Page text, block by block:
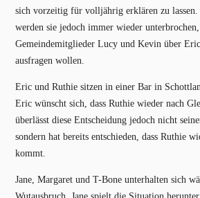
sich vorzeitig für volljährig erklären zu lassen.
werden sie jedoch immer wieder
Gemeindemitglieder Lucy und Kevin über
ausfragen wollen.
Eric und Ruthie sitzen in einer Bar in
Eric wünscht sich, dass Ruthie wieder nach
überlässt diese Entscheidung jedoch nicht
sondern hat bereits entschieden, dass Ruthie
kommt.
Jane, Margaret und T-Bone unterhalten sich